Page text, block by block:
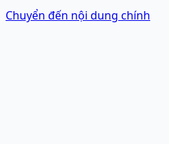
Chuyển đến nội dung chính